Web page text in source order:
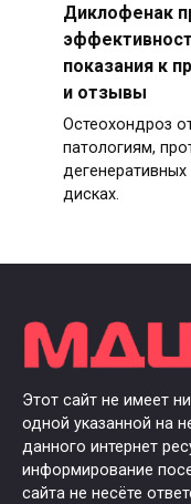
Диклофенак
показания к
и отзывы
Остеохондроз
патологиям,
дисках.
Этот сайт не имеет
одной указанной на
данного интернет
информирование
сайта не несёте